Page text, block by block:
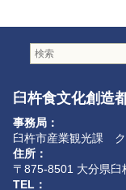
臼杵食文化創造
事務局：
臼杵市産業観光課 ク
住所：
〒875-8501 大分県臼
TEL：